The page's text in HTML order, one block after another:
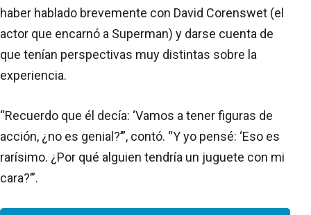
haber hablado brevemente con David Corenswet (el
actor que encarnó a Superman) y darse cuenta de
que tenían perspectivas muy distintas sobre la
experiencia.
“Recuerdo que él decía: ‘Vamos a tener figuras de
acción, ¿no es genial?’”, contó. “Y yo pensé: ‘Eso es
rarísimo. ¿Por qué alguien tendría un juguete con mi
cara?’”.